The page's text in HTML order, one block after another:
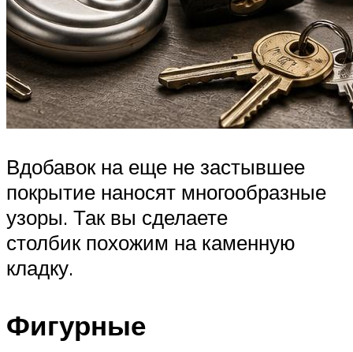
Вдобавок на еще не застывшее
покрытие наносят многообразные
узоры. Так вы сделаете
столбик похожим на каменную
кладку.
Фигурные